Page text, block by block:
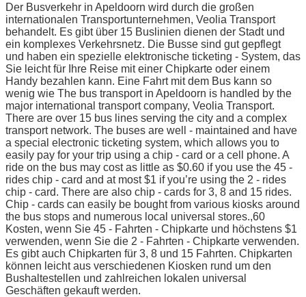
Der Busverkehr in Apeldoorn wird durch die großen
internationalen Transportunternehmen, Veolia Transport
behandelt. Es gibt über 15 Buslinien dienen der Stadt und
ein komplexes Verkehrsnetz. Die Busse sind gut gepflegt
und haben ein spezielle elektronische ticketing - System, das
Sie leicht für Ihre Reise mit einer Chipkarte oder einem
Handy bezahlen kann. Eine Fahrt mit dem Bus kann so
wenig wie The bus transport in Apeldoorn is handled by the
major international transport company, Veolia Transport.
There are over 15 bus lines serving the city and a complex
transport network. The buses are well - maintained and have
a special electronic ticketing system, which allows you to
easily pay for your trip using a chip - card or a cell phone. A
ride on the bus may cost as little as $0.60 if you use the 45 -
rides chip - card and at most $1 if you’re using the 2 - rides
chip - card. There are also chip - cards for 3, 8 and 15 rides.
Chip - cards can easily be bought from various kiosks around
the bus stops and numerous local universal stores.,60
Kosten, wenn Sie 45 - Fahrten - Chipkarte und höchstens $1
verwenden, wenn Sie die 2 - Fahrten - Chipkarte verwenden.
Es gibt auch Chipkarten für 3, 8 und 15 Fahrten. Chipkarten
können leicht aus verschiedenen Kiosken rund um den
Bushaltestellen und zahlreichen lokalen universal
Geschäften gekauft werden.